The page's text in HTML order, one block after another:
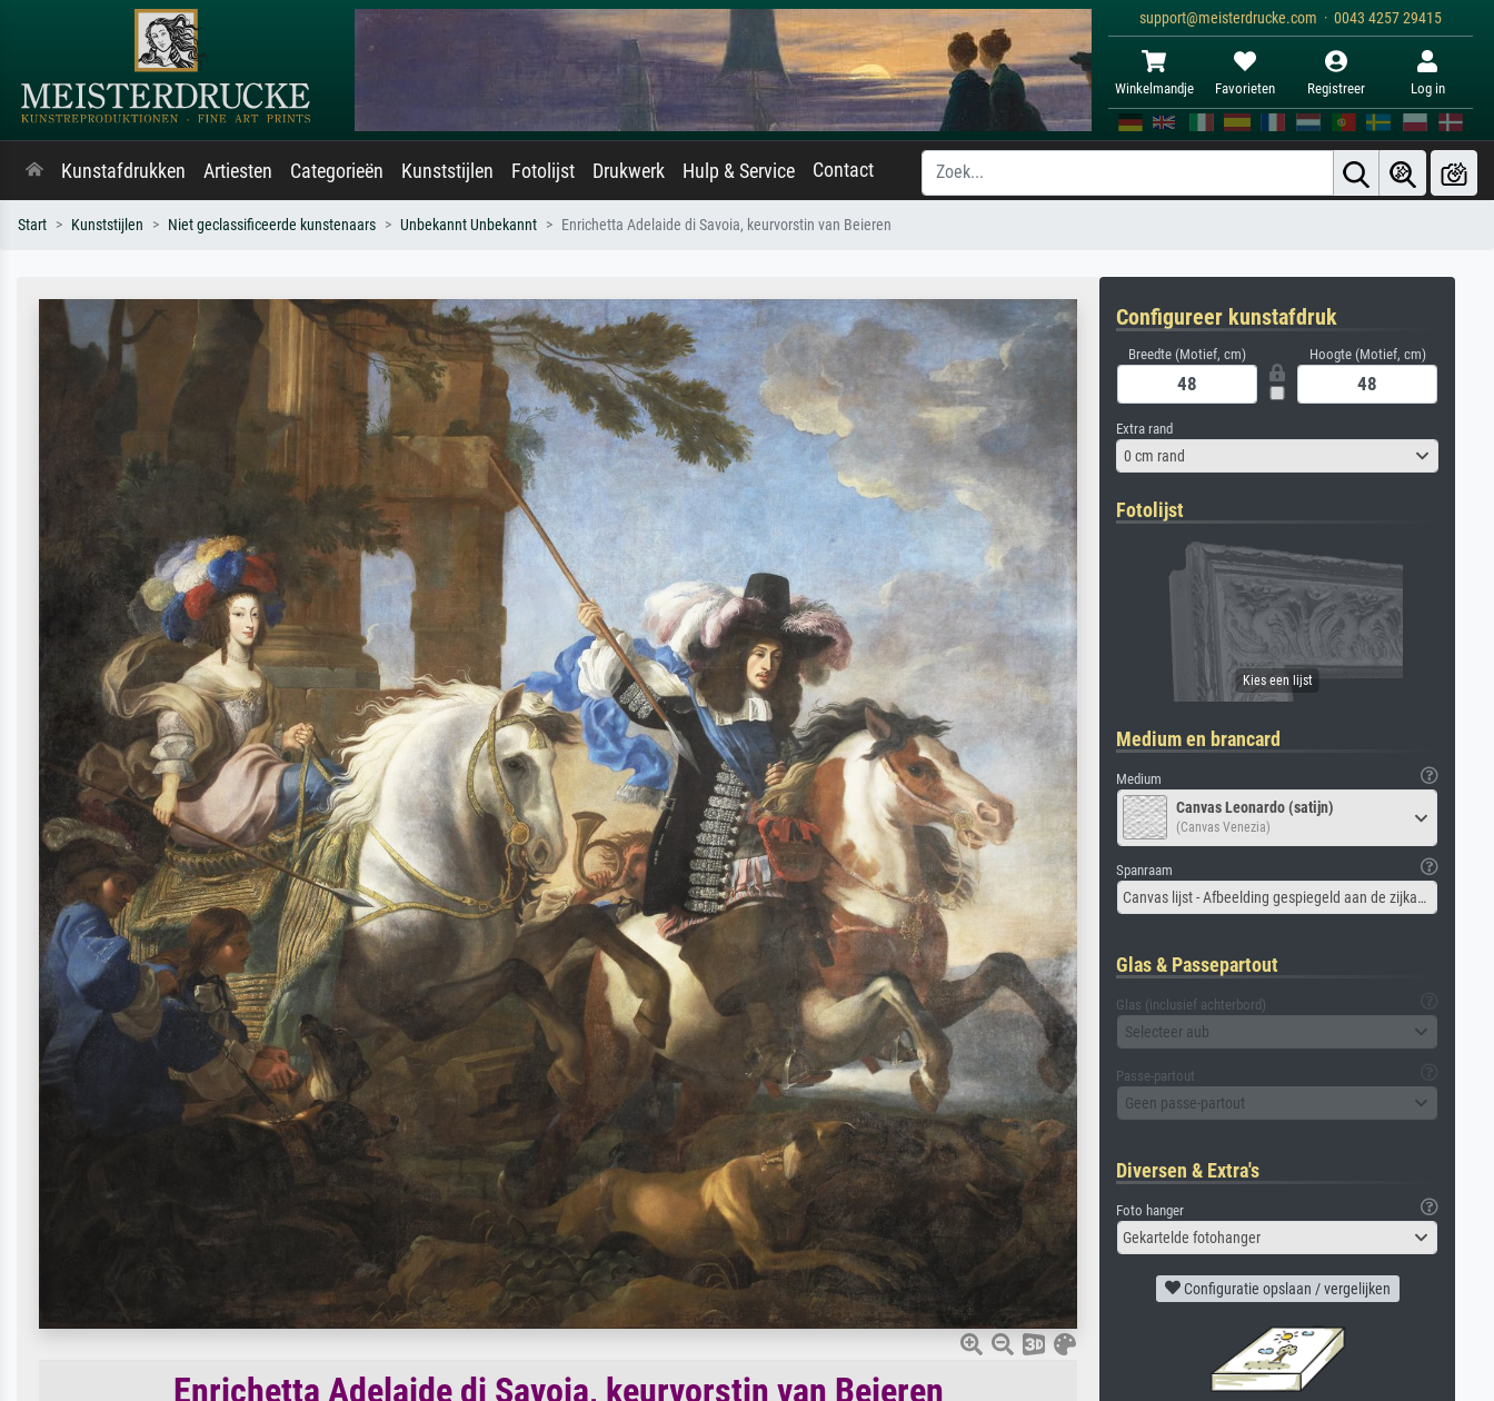
support@meisterdrucke.com · 0043 4257 29415
Winkelmandje Favorieten Registreer Log in
Kunstafdrukken Artiesten Categorieën Kunststijlen Fotolijst Drukwerk Hulp & Service Contact
Start Kunststijlen Niet geclassificeerde kunstenaars Unbekannt Unbekannt Enrichetta Adelaide di Savoia, keurvorstin van Beieren
Enrichetta Adelaide di Savoia, keurvorstin van Beieren
Configureer kunstafdruk
Breedte (Motief, cm) Hoogte (Motief, cm)
Extra rand
0 cm rand
Fotolijst
Medium en brancard
Medium
Canvas Leonardo (satijn)
(Canvas Venezia)
Spanraam
Canvas lijst - Afbeelding gespiegeld aan de zijkant
Glas & Passepartout
Glas (inclusief achterbord)
Selecteer aub
Passe-partout
Geen passe-partout
Diversen & Extra's
Foto hanger
Gekartelde fotohanger
Configuratie opslaan / vergelijken